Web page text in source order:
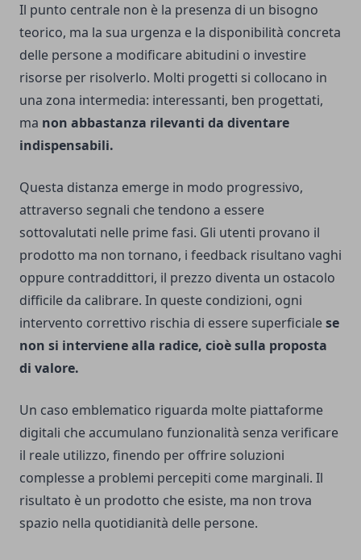
Il punto centrale non è la presenza di un bisogno
teorico, ma la sua urgenza e la disponibilità concreta
delle persone a modificare abitudini o investire
risorse per risolverlo. Molti progetti si collocano in
una zona intermedia: interessanti, ben progettati,
ma non abbastanza rilevanti da diventare
indispensabili.
Questa distanza emerge in modo progressivo,
attraverso segnali che tendono a essere
sottovalutati nelle prime fasi. Gli utenti provano il
prodotto ma non tornano, i feedback risultano vaghi
oppure contraddittori, il prezzo diventa un ostacolo
difficile da calibrare. In queste condizioni, ogni
intervento correttivo rischia di essere superficialese
non si interviene alla radice, cioè sulla proposta
di valore.
Un caso emblematico riguarda molte piattaforme
digitali che accumulano funzionalità senza verificare
il reale utilizzo, finendo per offrire soluzioni
complesse a problemi percepiti come marginali. Il
risultato è un prodotto che esiste, ma non trova
spazio nella quotidianità delle persone.